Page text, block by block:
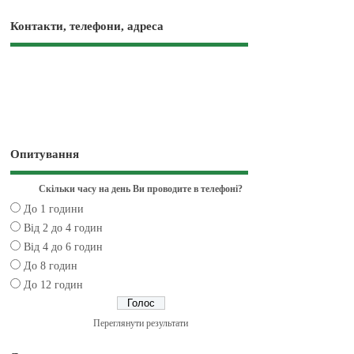
Контакти, телефони, адреса
Опитування
Скільки часу на день Ви проводите в телефоні?
До 1 години
Від 2 до 4 годин
Від 4 до 6 годин
До 8 годин
До 12 годин
Переглянути результати